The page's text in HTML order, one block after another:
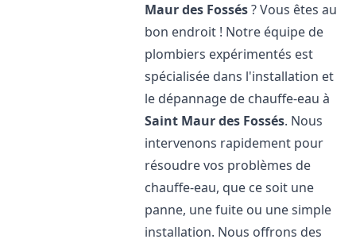
Maur des Fossés? Vous êtes au
bon endroit ! Notre équipe de
plombiers expérimentés est
spécialisée dans l'installation et
le dépannage de chauffe-eau à
Saint Maur des Fossés. Nous
intervenons rapidement pour
résoudre vos problèmes de
chauffe-eau, que ce soit une
panne, une fuite ou une simple
installation. Nous offrons des